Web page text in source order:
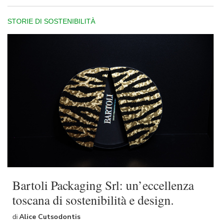
STORIE DI SOSTENIBILITÀ
Bartoli Packaging Srl: un’eccellenza
toscana di sostenibilità e design.
di Alice Cutsodontis